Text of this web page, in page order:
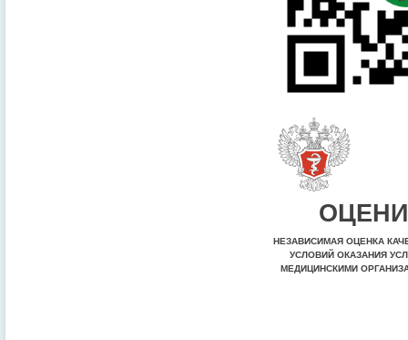
НЕЗАВИСИМАЯ ОЦЕНКА
УСЛОВИЙ ОКАЗАНИЯ
МЕДИЦИНСКИМИ